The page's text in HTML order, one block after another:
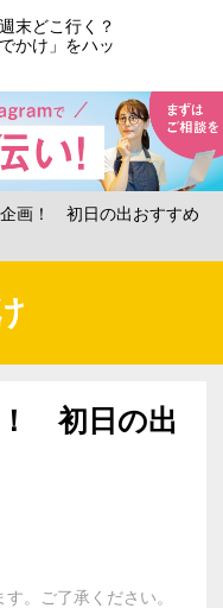
末どこ行く？
かけ」をハッ
画！ 初日の出おすすめ
！ 初日の出
。ご了承ください。